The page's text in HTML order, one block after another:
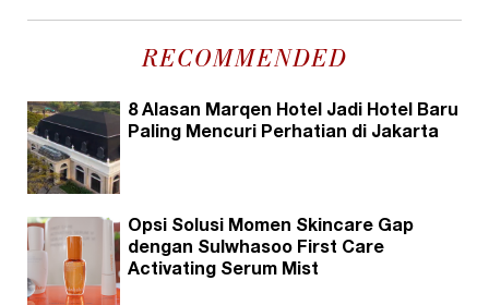
RECOMMENDED
8 Alasan Marqen Hotel Jadi Hotel Baru
Paling Mencuri Perhatian di Jakarta
Opsi Solusi Momen Skincare Gap
dengan Sulwhasoo First Care
Activating Serum Mist